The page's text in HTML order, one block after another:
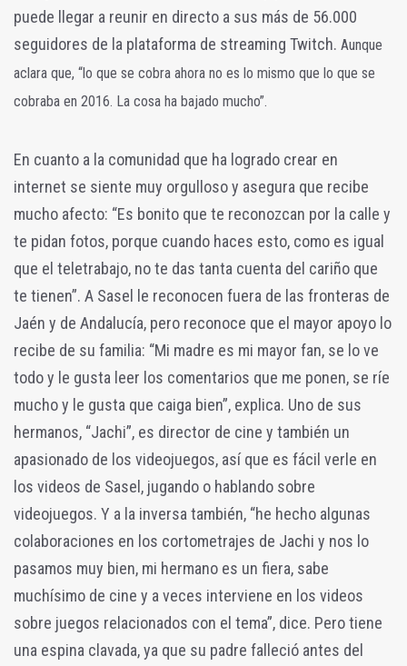
puede llegar a reunir en directo a sus más de 56.000
seguidores de la plataforma de streaming Twitch. Aunque
aclara que, “lo que se cobra ahora no es lo mismo que lo que se
cobraba en 2016. La cosa ha bajado mucho”.
En cuanto a la comunidad que ha logrado crear en
internet se siente muy orgulloso y asegura que recibe
mucho afecto: “Es bonito que te reconozcan por la calle y
te pidan fotos, porque cuando haces esto, como es igual
que el teletrabajo, no te das tanta cuenta del cariño que
te tienen”. A Sasel le reconocen fuera de las fronteras de
Jaén y de Andalucía, pero reconoce que el mayor apoyo lo
recibe de su familia: “Mi madre es mi mayor fan, se lo ve
todo y le gusta leer los comentarios que me ponen, se ríe
mucho y le gusta que caiga bien”, explica. Uno de sus
hermanos, “Jachi”, es director de cine y también un
apasionado de los videojuegos, así que es fácil verle en
los videos de Sasel, jugando o hablando sobre
videojuegos. Y a la inversa también, “he hecho algunas
colaboraciones en los cortometrajes de Jachi y nos lo
pasamos muy bien, mi hermano es un fiera, sabe
muchísimo de cine y a veces interviene en los videos
sobre juegos relacionados con el tema”, dice. Pero tiene
una espina clavada, ya que su padre falleció antes del